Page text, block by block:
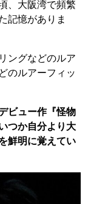
、大阪湾で頻繁
記憶がありま
ングなどのルア
のルアーフィッ
ビュー作『怪物
つか自分より大
鮮明に覚えてい